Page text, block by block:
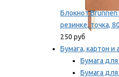
Блокнот
резинке, точка,
250 руб
Бумага, картон
Бумага
Бумага